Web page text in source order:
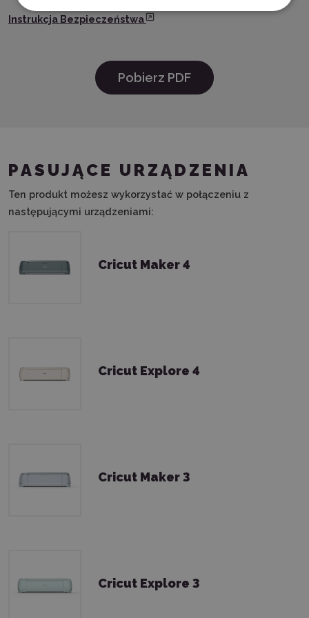
Instrukcja Bezpieczeństwa
Pobierz PDF
PASUJĄCE URZĄDZENIA
Ten produkt możesz wykorzystać w połączeniu z
następującymi urządzeniami:
Cricut Maker 4
Cricut Explore 4
Cricut Maker 3
Cricut Explore 3